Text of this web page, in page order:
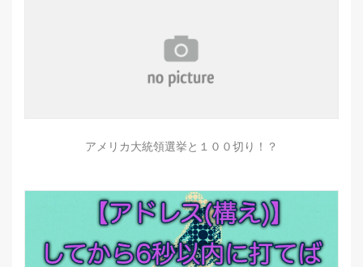
アメリカ大統領選挙と１００切り！？